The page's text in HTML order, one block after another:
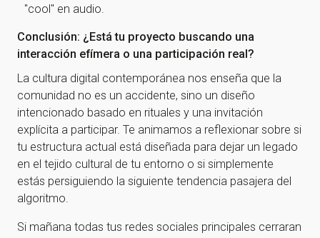
"cool" en audio.
Conclusión: ¿Está tu proyecto buscando una
interacción efímera o una participación real?
La cultura digital contemporánea nos enseña que la
comunidad no es un accidente, sino un diseño
intencionado basado en rituales y una invitación
explícita a participar. Te animamos a reflexionar sobre si
tu estructura actual está diseñada para dejar un legado
en el tejido cultural de tu entorno o si simplemente
estás persiguiendo la siguiente tendencia pasajera del
algoritmo.
Si mañana todas tus redes sociales principales cerraran